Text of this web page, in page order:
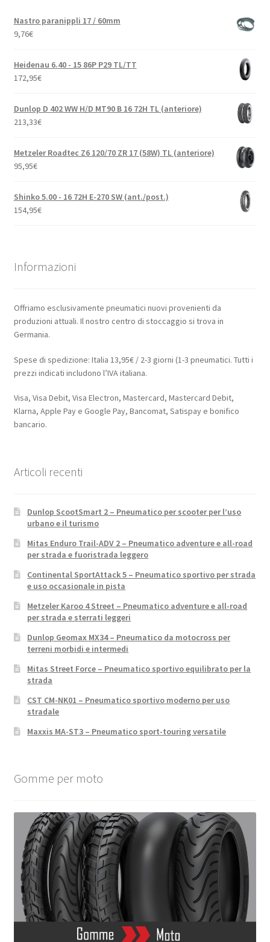
Nastro paranippli 17 / 60mm
9,76€
Heidenau 6.40 - 15 86P P29 TL/TT
172,95€
Dunlop D 402 WW H/D MT90 B 16 72H TL (anteriore)
213,33€
Metzeler Roadtec Z6 120/70 ZR 17 (58W) TL (anteriore)
95,95€
Shinko 5.00 - 16 72H E-270 SW (ant./post.)
154,95€
Informazioni
Offriamo esclusivamente pneumatici nuovi provenienti da
produzioni attuali. Il nostro centro di stoccaggio si trova in
Germania.
Spese di spedizione: Italia 13,95€ / 2-3 giorni (1-3 pneumatici. Tutti i
prezzi indicati includono l’IVA italiana.
Visa, Visa Debit, Visa Electron, Mastercard, Mastercard Debit,
Klarna, Apple Pay e Google Pay, Bancomat, Satispay e bonifico
bancario.
Articoli recenti
Dunlop ScootSmart 2 – Pneumatico per scooter per l’uso
urbano e il turismo
Mitas Enduro Trail-ADV 2 – Pneumatico adventure e all-road
per strada e fuoristrada leggero
Continental SportAttack 5 – Pneumatico sportivo per strada
e uso occasionale in pista
Metzeler Karoo 4 Street – Pneumatico adventure e all-road
per strada e sterrati leggeri
Dunlop Geomax MX34 – Pneumatico da motocross per
terreni morbidi e intermedi
Mitas Street Force – Pneumatico sportivo equilibrato per la
strada
CST CM-NK01 – Pneumatico sportivo moderno per uso
stradale
Maxxis MA-ST3 – Pneumatico sport-touring versatile
Gomme per moto